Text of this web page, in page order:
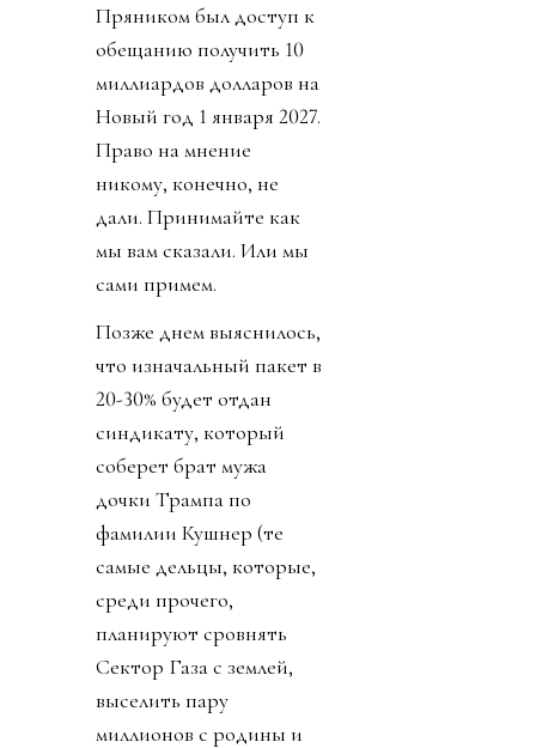
Пряником был доступ к
обещанию получить 10
миллиардов долларов на
Новый год 1 января 2027.
Право на мнение
никому, конечно, не
дали. Принимайте как
мы вам сказали. Или мы
сами примем.
Позже днем выяснилось,
что изначальный пакет в
20-30% будет отдан
синдикату, который
соберет брат мужа
дочки Трампа по
фамилии Кушнер (те
самые дельцы, которые,
среди прочего,
планируют сровнять
Сектор Газа с землей,
выселить пару
миллионов с родины и